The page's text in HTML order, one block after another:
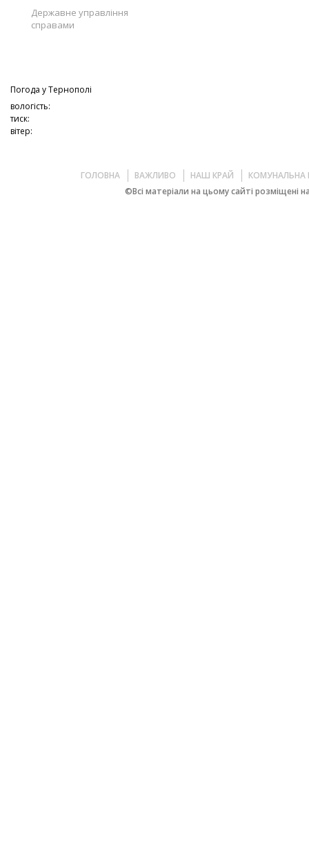
Державне управління
справами
Погода уТернополі
вологість:
тиск:
вітер:
ГОЛОВНА ВАЖЛИВО НАШ КРАЙ
КОМУНАЛЬНА
©Всі матеріали на цьому сайті розміщені